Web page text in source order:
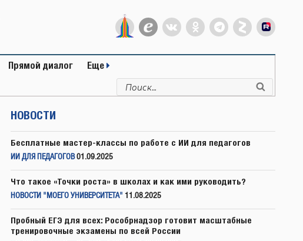
Прямой диалог Еще
Искать:
НОВОСТИ
Бесплатные мастер-классы по работе с ИИ для педагогов
ИИ ДЛЯ ПЕДАГОГОВ 01.09.2025
Что такое «Точки роста» в школах и как ими руководить?
НОВОСТИ "МОЕГО УНИВЕРСИТЕТА" 11.08.2025
Пробный ЕГЭ для всех: Рособрнадзор готовит масштабные
тренировочные экзамены по всей России